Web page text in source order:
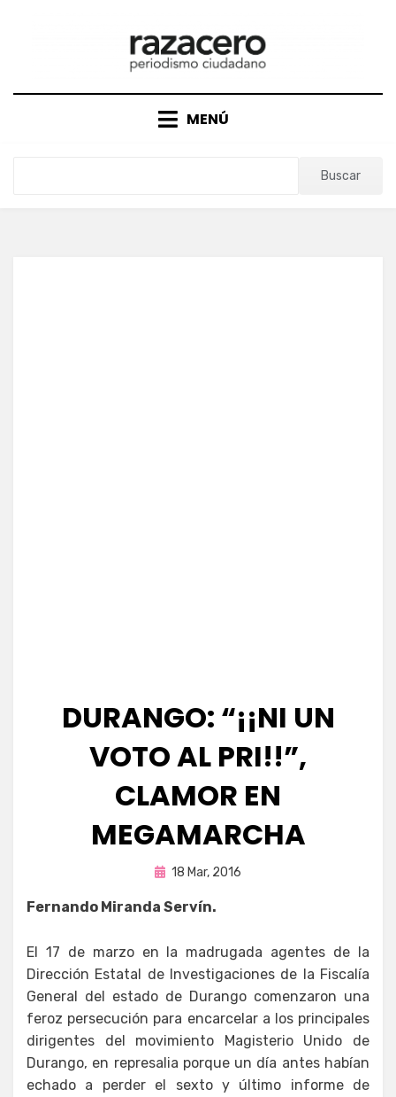
MENÚ
Buscar
DURANGO: “¡¡NI UN
VOTO AL PRI!!”,
CLAMOR EN
MEGAMARCHA
porFernando Miranda Servín
Publicada
18 Mar, 2016
Fernando Miranda Servín.
El 17 de marzo en la madrugada agentes de la
Dirección Estatal de Investigaciones de la Fiscalía
General del estado de Durango comenzaron una
feroz persecución para encarcelar a los principales
dirigentes del movimiento Magisterio Unido de
Durango, en represalia porque un día antes habían
echado a perder el sexto y último informe de